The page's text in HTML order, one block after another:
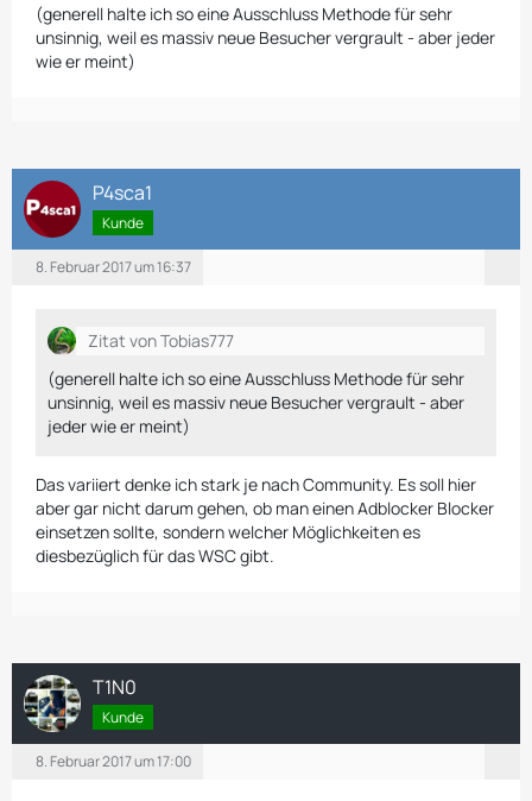
(generell halte ich so eine Ausschluss Methode für sehr
unsinnig, weil es massiv neue Besucher vergrault - aber jeder
wie er meint)
P4sca1
Kunde
8. Februar 2017 um 16:37
Zitat von Tobias777
(generell halte ich so eine Ausschluss Methode für sehr
unsinnig, weil es massiv neue Besucher vergrault - aber
jeder wie er meint)
Das variiert denke ich stark je nach Community. Es soll hier
aber gar nicht darum gehen, ob man einen Adblocker Blocker
einsetzen sollte, sondern welcher Möglichkeiten es
diesbezüglich für das WSC gibt.
T1N0
Kunde
8. Februar 2017 um 17:00